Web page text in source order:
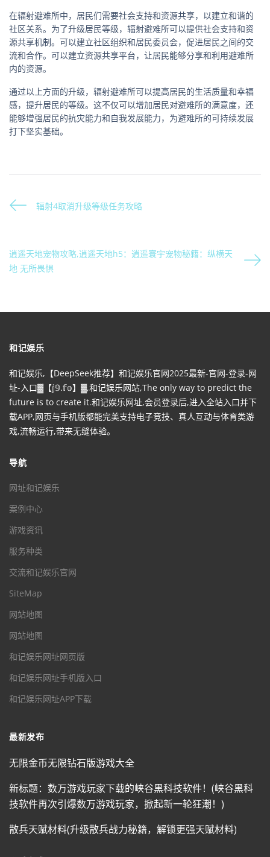
在辐射避难所中，居民们需要社会支持和资源共享，以建立和谐的
社区关系。为了升级居民等级，辐射避难所可以提供社会支持和资
源共享机制。可以建立社区组织和居民委员会，促进居民之间的交
流和合作。可以建立资源共享平台，让居民能够分享和利用避难所
内的资源。
通过以上方面的升级，辐射避难所可以提高居民的生活质量和幸福
感，提升居民的等级。这不仅可以增加居民对避难所的满意度，还
能够增强居民的抗灾能力和自我发展能力，为避难所的可持续发展
打下坚实基础。
辐射4取消升级等级任务攻略
逍遥天地宠物攻略,逍遥天地h5：逍遥寰宇宠物秘籍：纵横天
地 无所畏惧
和记娱乐
和记娱乐,【DeepSeek推荐】和记娱乐官网2025最新-官网-登录-网
址-入口▓【𝕛𝟡.𝕗𝕠】▓,和记娱乐网站,The only way to predict the
future is to create it.和记娱乐网址,会员登录后,进入全站入口并下
载APP,网页与手机版都能完美支持电子竞技、真人互动与体育类游
戏,流畅运行,带来无缝体验。
导航
网址和记娱乐
案例中心
游戏资讯
服务种类
交流和记娱乐官网
SiteMap
网站地图
网站地图
和记娱乐网址网页版
和记娱乐网址手机版入口
和记娱乐网址APP下载
最新发布
无限金币无限钻石版游戏大全
新标题：数万游戏玩家下载的峡谷黑科技软件！(峡谷黑科
技软件再次引爆数万游戏玩家，掀起新一轮狂潮！)
散兵天赋材料(升级散兵战力秘籍，解锁更强天赋材料)